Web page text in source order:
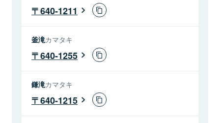
640-1211
釜滝カマタキ
640-1255
鎌滝カマタキ
640-1215